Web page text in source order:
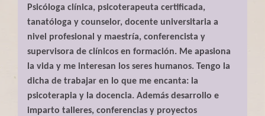
Psicóloga clínica, psicoterapeuta certificada,
tanatóloga y counselor, docente universitaria a
nivel profesional y maestría, conferencista y
supervisora de clínicos en formación. Me apasiona
la vida y me interesan los seres humanos. Tengo la
dicha de trabajar en lo que me encanta: la
psicoterapia y la docencia. Además desarrollo e
imparto talleres, conferencias y proyectos